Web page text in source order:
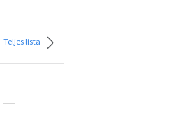
Teljes lista